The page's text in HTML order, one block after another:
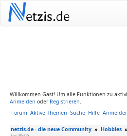
Netzis.de
Willkommen Gast! Um alle Funktionen zu
Anmelden oder Registrieren.
Forum Aktive Themen Suche Hilfe
netzis.de - die neue Community » Hobbies »